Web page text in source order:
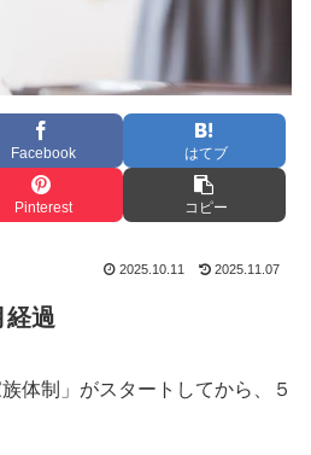
Facebook はてブ
Pinterest コピー
2025.10.11 2025.11.07
経過
体制」がスタートしてから、５